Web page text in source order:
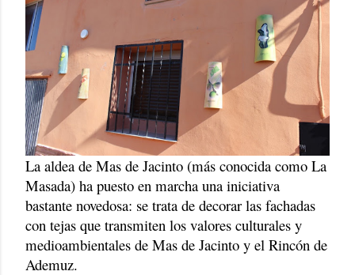
La aldea de Mas de Jacinto (más conocida como La
Masada) ha puesto en marcha una iniciativa
bastante novedosa: se trata de decorar las fachadas
con tejas que transmiten los valores culturales y
medioambientales de Mas de Jacinto y el Rincón de
Ademuz.